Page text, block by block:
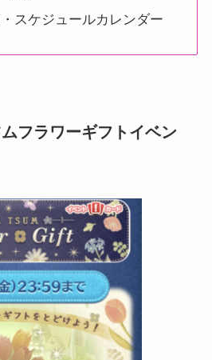
スケジュールカレンダー
フラワーギフトイベン